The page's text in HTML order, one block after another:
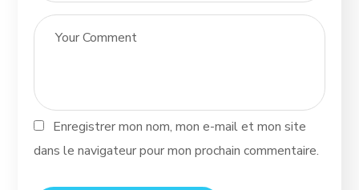
Enregistrer mon nom, mon e-mail et mon site
dans le navigateur pour mon prochain commentaire.